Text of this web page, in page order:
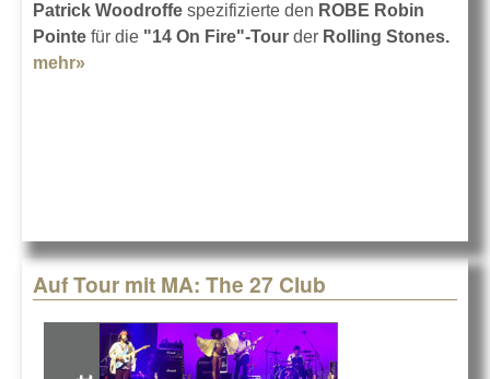
Patrick Woodroffe spezifizierte den ROBE Robin
Pointe für die "14 On Fire"-Tour der Rolling Stones.
mehr»
Auf Tour mit MA: The 27 Club